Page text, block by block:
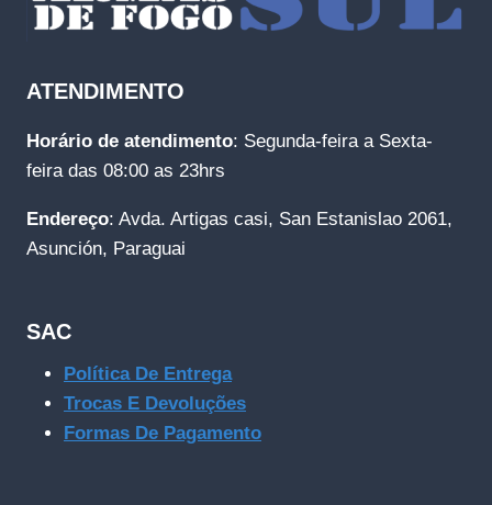
ATENDIMENTO
Horário de atendimento: Segunda-feira a Sexta-
feira das 08:00 as 23hrs
Endereço: Avda. Artigas casi, San Estanislao 2061,
Asunción, Paraguai
SAC
Política De Entrega
Trocas E Devoluções
Formas De Pagamento